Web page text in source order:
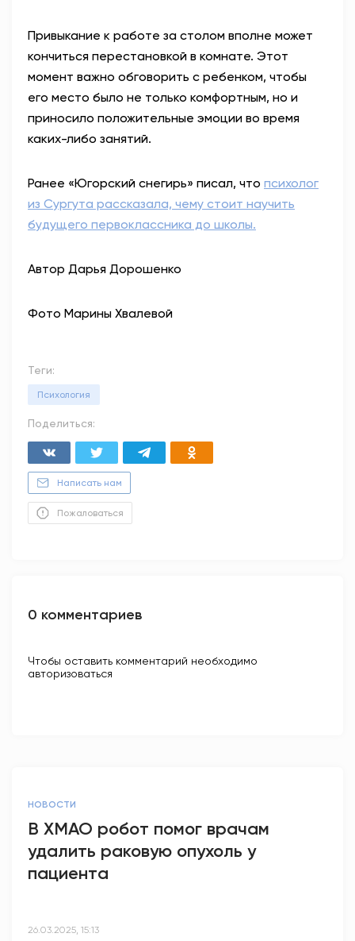
Привыкание к работе за столом вполне может
кончиться перестановкой в комнате. Этот
момент важно обговорить с ребенком, чтобы
его место было не только комфортным, но и
приносило положительные эмоции во время
каких-либо занятий.
Ранее «Югорский снегирь» писал, что психолог
из Сургута рассказала, чему стоит научить
будущего первоклассника до школы.
Автор Дарья Дорошенко
Фото Марины Хвалевой
Теги:
Психология
Поделиться:
Написать нам
Пожаловаться
0 комментариев
Чтобы оставить комментарий необходимо
авторизоваться
НОВОСТИ
В ХМАО робот помог врачам
удалить раковую опухоль у
пациента
26.03.2025, 15:13